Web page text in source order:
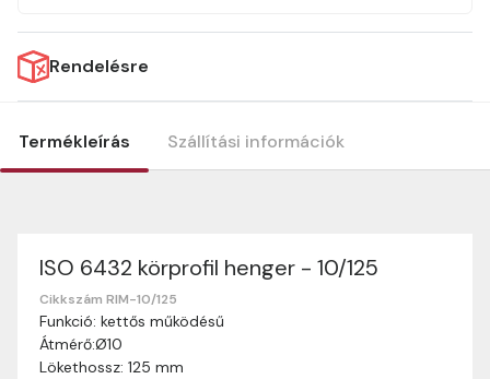
Rendelésre
Termékleírás Szállítási információk
ISO 6432 körprofil henger - 10/125
Cikkszám RIM-10/125
Funkció: kettős működésű
Átmérő:Ø10
Lökethossz: 125 mm
Szállítási információk
Nagyon köszönjük, hogy webshopunkat választottátok
vásárlásaitokhoz. Az alábbiakban megtaláljátok szállítási
információinkat, hogy a vásárlásotok gördülékenyen és
zökkenőmentesen történhessen.